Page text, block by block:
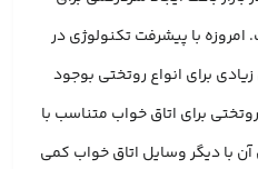
با پیشرفت تکنولوژی در
برای انواع روتختی بوجود
برای اتاق خواب متناسب با
با دیگر وسایل اتاق خواب کمی